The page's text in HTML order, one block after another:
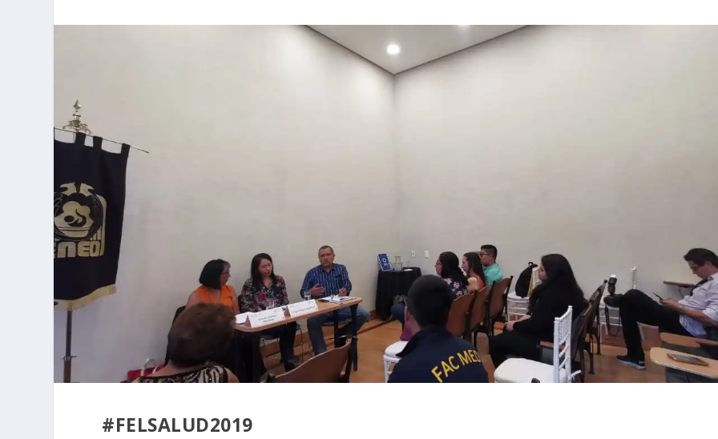
#FELSALUD2019